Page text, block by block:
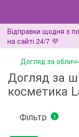
Відправки щодня з
на сайті 24/7 💜
Догляд за
Догляд за
косметика
Фільтр 1